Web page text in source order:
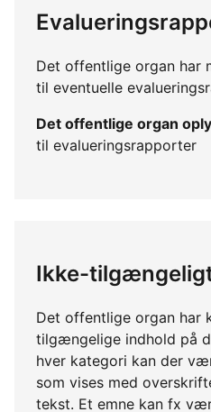
Det offentlige organ har
til eventuelle
Det offentlige organ
til evalueringsrapporter
Ikke-
Det offentlige organ har
tilgængelige indhold på
hver kategori kan der
som vises med
tekst. Et emne kan fx